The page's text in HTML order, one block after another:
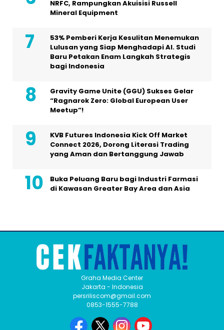
NRFC, Rampungkan Akuisisi Russell
Mineral Equipment
53% Pemberi Kerja Kesulitan Menemukan
Lulusan yang Siap Menghadapi AI. Studi
Baru Petakan Enam Langkah Strategis
bagi Indonesia
Gravity Game Unite (GGU) Sukses Gelar
“Ragnarok Zero: Global European User
Meetup”!
KVB Futures Indonesia Kick Off Market
Connect 2026, Dorong Literasi Trading
yang Aman dan Bertanggung Jawab
Buka Peluang Baru bagi Industri Farmasi
di Kawasan Greater Bay Area dan Asia
Graha Media Center
Jakarta - Indonesia
persriliscom@gmail.com
0853-1555-7788